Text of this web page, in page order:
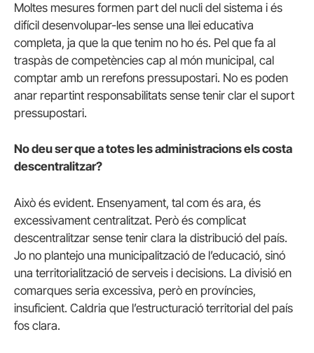
Moltes mesures formen part del nucli del sistema i és
difícil desenvolupar-les sense una llei educativa
completa, ja que la que tenim no ho és. Pel que fa al
traspàs de competències cap al món municipal, cal
comptar amb un rerefons pressupostari. No es poden
anar repartint responsabilitats sense tenir clar el suport
pressupostari.
No deu ser que a totes les administracions els costa
descentralitzar?
Això és evident. Ensenyament, tal com és ara, és
excessivament centralitzat. Però és complicat
descentralitzar sense tenir clara la distribució del país.
Jo no plantejo una municipalització de l’educació, sinó
una territorialització de serveis i decisions. La divisió en
comarques seria excessiva, però en províncies,
insuficient. Caldria que l’estructuració territorial del país
fos clara.